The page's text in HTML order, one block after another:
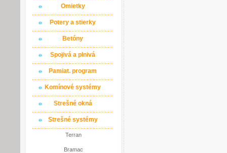
Omietky
Potery a stierky
Betóny
Spojivá a plnivá
Pamiat. program
Komínové systémy
Strešné okná
Strešné systémy
Terran
Bramac